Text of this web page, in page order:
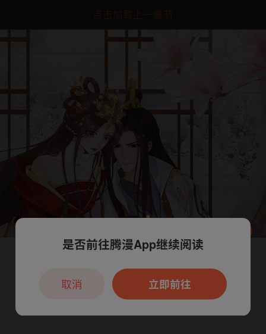
点击加载上一章节
腾漫App免费看
本章节仅支持App阅读，可打开App新用
户7天免费看
是否前往腾漫App继续阅读
立即前往
取消